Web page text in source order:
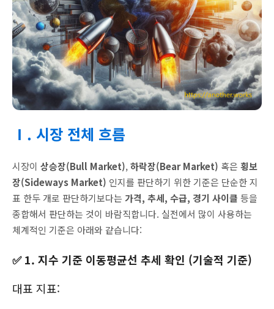
Ⅰ. 시장 전체 흐름
시장이 상승장(Bull Market),하락장(Bear Market) 혹은 횡보
장(Sideways Market) 인지를 판단하기 위한 기준은 단순한 지
표 한두 개로 판단하기보다는 가격, 추세, 수급, 경기 사이클 등을
종합해서 판단하는 것이 바람직합니다. 실전에서 많이 사용하는
체계적인 기준은 아래와 같습니다:
✅ 1. 지수 기준 이동평균선 추세 확인 (기술적 기준)
대표 지표: